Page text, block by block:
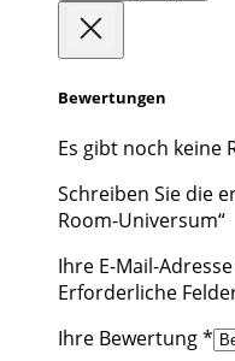
Bewertungen
Es gibt noch keine
Schreiben Sie die
Room-Universum“
Ihre E-Mail-
Erforderliche
Ihre Bewertung*